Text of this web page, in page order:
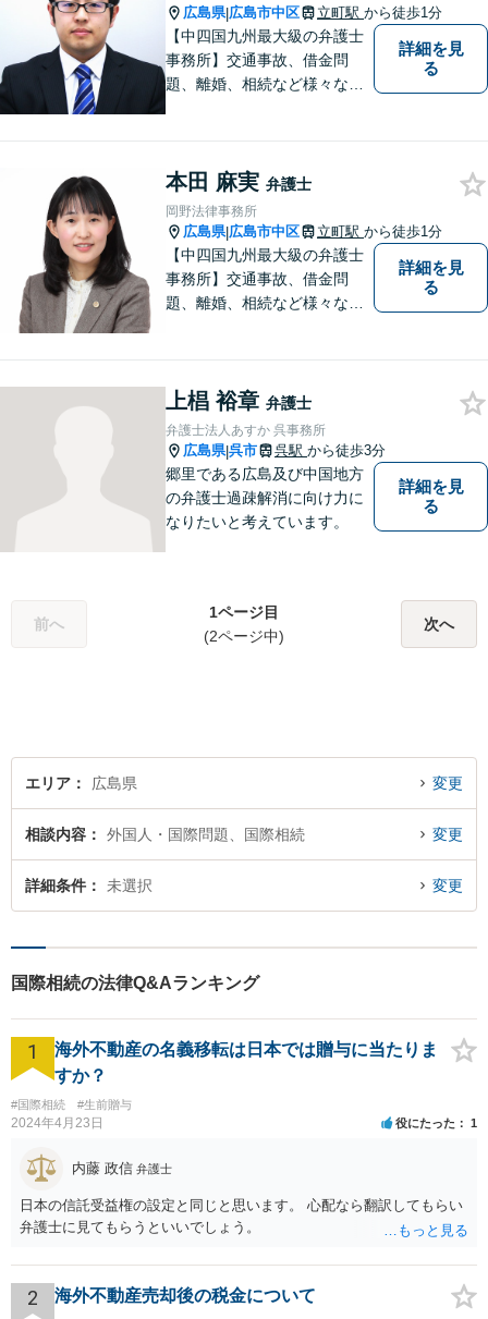
駅から徒歩9分】
広島県|広島市中区 立町駅 から徒歩1分
【中四国九州最大級の弁護士
事務所】交通事故、借金問
題、離婚、相続など様々な問
い！
詳細を見
る
本田 麻実 弁護士
岡野法律事務所
広島県|広島市中区 立町駅 から徒歩1分
【中四国九州最大級の弁護士
事務所】交通事故、借金問
題、離婚、相続など様々な問
い！
詳細を見
る
上椙 裕章 弁護士
弁護士法人あすか 呉事務所
広島県|呉市 呉駅 から徒歩3分
郷里である広島及び中国地方
の弁護士過疎解消に向け力に
なりたいと考えています。
詳細を見
る
前へ
1ページ目
(2ページ中)
次へ
エリア 広島県 変更
相談内容 外国人・国際問題、国際相続 変更
詳細条件 未選択 変更
国際相続の法律Q&Aランキング
1
海外不動産の名義移転は日本では贈与に当たりま
すか？
#国際相続 #生前贈与
2024年4月23日 役にたった 1
内藤 政信 弁護士
日本の信託受益権の設定と同じと思います。 心配なら翻訳してもらい
弁護士に見てもらうといいでしょう。
2 海外不動産売却後の税金について